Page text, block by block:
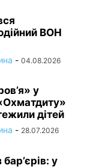
BOH
- 04.08.2026
у
дітей
- 28.07.2026
у